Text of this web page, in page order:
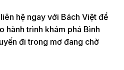
hệ ngay với Bách Việt để
hành trình khám phá Bình
đi trong mơ đang chờ